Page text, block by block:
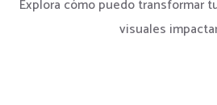
Explora cómo puedo transformar
visuales